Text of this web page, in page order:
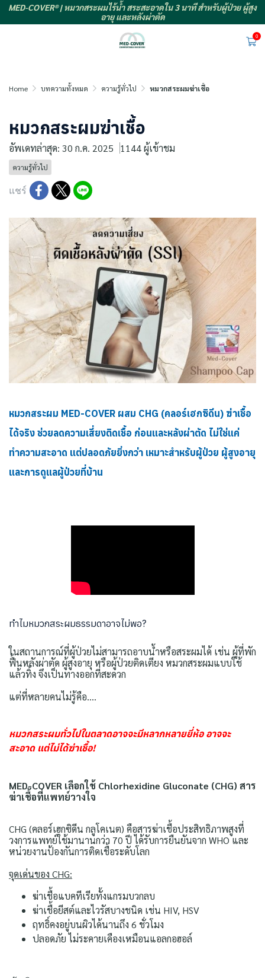
MED-COVER® | หมวกสระผมไร้น้ำ สระสะอาดใน 3 นาที สำหรับผู้ป่วย ผู้สูง
อายุ และหลังผ่าตัด
0
Home บทความทั้งหมด ความรู้ทั่วไป หมวกสระผมฆ่าเชื้อ
หมวกสระผมฆ่าเชื้อ
อัพเดทล่าสุด: 30 ก.ค. 2025 1144 ผู้เข้าชม
ความรู้ทั่วไป
แชร์
หมวกสระผม MED-COVER ผสม CHG (คลอร์เฮกซิดีน) ฆ่าเชื้อ
ได้จริง ช่วยลดความเสี่ยงติดเชื้อ ก่อนและหลังผ่าตัด ไม่ใช่แค่
ทำความสะอาด แต่ปลอดภัยยิ่งกว่า เหมาะสำหรับผู้ป่วย ผู้สูงอายุ
และการดูแลผู้ป่วยที่บ้าน
ทำไมหมวกสระผมธรรมดาอาจไม่พอ?
ในสถานการณ์ที่ผู้ป่วยไม่สามารถอาบน้ำหรือสระผมได้ เช่น ผู้ที่พัก
ฟื้นหลังผ่าตัด ผู้สูงอายุ หรือผู้ป่วยติดเตียง หมวกสระผมแบบใช้
แล้วทิ้ง จึงเป็นทางออกที่สะดวก
แต่ที่หลายคนไม่รู้คือ....
หมวกสระผมทั่วไปในตลาดอาจจะมีหลากหลายยี่ห้อ อาจจะ
สะอาด แต่ไม่ได้ฆ่าเชื้อ!
MED-COVER เลือกใช้ Chlorhexidine Gluconate (CHG) สาร
ฆ่าเชื้อที่แพทย์วางใจ
CHG (คลอร์เฮกซิดีน กลูโคเนต) คือสารฆ่าเชื้อประสิทธิภาพสูงที่
วงการแพทย์ใช้มานานกว่า 70 ปี ได้รับการยืนยันจาก WHO และ
หน่วยงานป้องกันการติดเชื้อระดับโลก
จุดเด่นของ CHG:
ฆ่าเชื้อแบคทีเรียทั้งแกรมบวกลบ
ฆ่าเชื้อยีสต์และไวรัสบางชนิด เช่น HIV, HSV
ฤทธิ์คงอยู่บนผิวได้นานถึง 6 ชั่วโมง
ปลอดภัย ไม่ระคายเคืองเหมือนแอลกอฮอล์